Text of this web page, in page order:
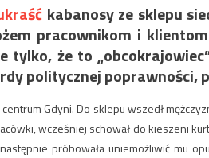
kabanosy ze sklepu
pracownikom i
tylko, że to
politycznej poprawności,
Gdyni. Do sklepu wszedł
wcześniej schował do kieszeni
próbowała uniemożliwić mu